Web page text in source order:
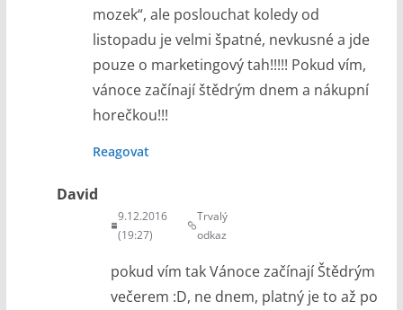
mozek“, ale poslouchat koledy od
listopadu je velmi špatné, nevkusné a jde
pouze o marketingový tah!!!!! Pokud vím,
vánoce začínají štědrým dnem a nákupní
horečkou!!!
Reagovat
David
9.12.2016
(19:27)
Trvalý
odkaz
pokud vím tak Vánoce začínají Štědrým
večerem :D, ne dnem, platný je to až po